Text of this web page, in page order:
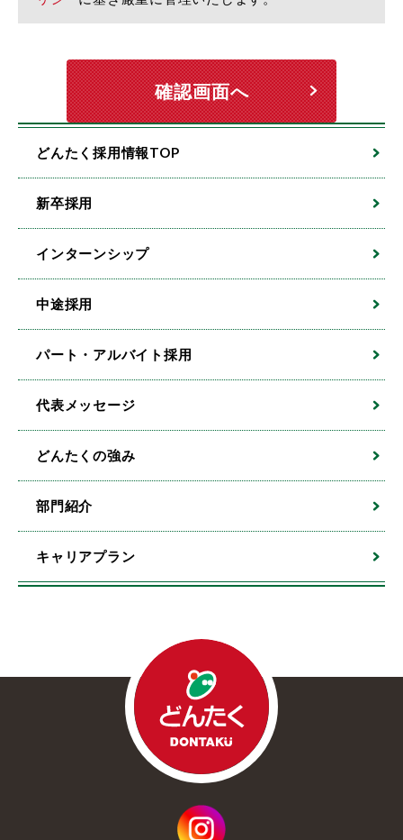
どんたく採用情報TOP
新卒採用
インターンシップ
中途採用
パート・アルバイト採用
代表メッセージ
どんたくの強み
部門紹介
キャリアプラン